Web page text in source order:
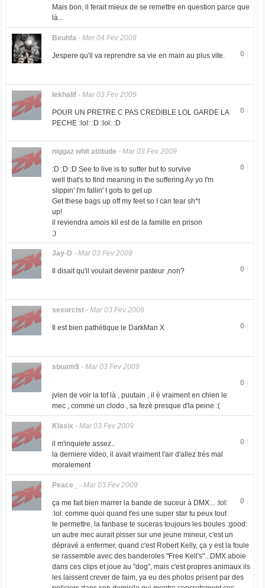
Mais bon, il ferait mieux de se remettre en question parce que
là...
Beuhfa- Mer 04 Fev 2009
0
Jespere qu'il va reprendre sa vie en main au plus vite.
lekhalif- Mar 03 Fev 2009
0
POUR UN PRETRE C PAS CREDIBLE LOL GARDE LA
PECHE :lol: :D :lol: :D
niggaz whit attitude - Mar 03 Fev 2009
0
:D :D :D See to live is to suffer but to survive
well that's to find meaning in the suffering Ay yo I'm
slippin' I'm fallin' I gots to get up
Get these bags up off my feet so I can tear sh*t
up!
il reviendra amois kil est de la famille en prison
;)
Jay-D - Mar 03 Fev 2009
0
Il disait qu'il voulait devenir pasteur ,non?
sexorcist- Mar 03 Fev 2009
0
Il est bien pathétique le DarkMan X
sbuam9 - Mar 03 Fev 2009
0
jvien de voir la tof là , puutain , il è vraiment en chien le
mec , comme un clodo , sa fezè presque d'la peine :(
Klasix - Mar 03 Fev 2009
0
il m'inquiete assez..
la derniere video, il avait vraiment l'air d'allez trés mal
moralement
Peace_ - Mar 03 Fev 2009
0
ça me fait bien marrer la bande de suceur à DMX... :lol:
:lol: comme quoi quand t'es une super star tu peux tout
te permettre, la fanbase te suceras toujours les boules :good:
un autre mec aurait pisser sur une jeune mineur, c'est un
dépravé a enfermer, quand c'est Robert Kelly, ça y est la foule
se rassemble avec des banderoles "Free Kell's"...DMX aboie
dans ces clips et joue au "dog", mais c'est propres animaux ils
les laissent crever de faim, ya eu des photos prisent par des